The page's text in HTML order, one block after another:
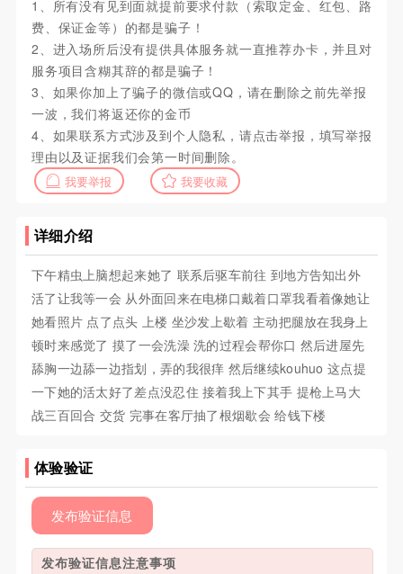
1、所有没有见到面就提前要求付款（索取定金、红包、路
费、保证金等）的都是骗子！
2、进入场所后没有提供具体服务就一直推荐办卡，并且对
服务项目含糊其辞的都是骗子！
3、如果你加上了骗子的微信或QQ，请在删除之前先举报
一波，我们将返还你的金币
4、如果联系方式涉及到个人隐私，请点击举报，填写举报
理由以及证据我们会第一时间删除。
我要举报 我要收藏
详细介绍
下午精虫上脑想起来她了 联系后驱车前往 到地方告知出外
活了让我等一会 从外面回来在电梯口戴着口罩我看着像她让
她看照片 点了点头 上楼 坐沙发上歇着 主动把腿放在我身上
顿时来感觉了 摸了一会洗澡 洗的过程会帮你口 然后进屋先
舔胸一边舔一边指划，弄的我很痒 然后继续kouhuo 这点提
一下她的活太好了差点没忍住 接着我上下其手 提枪上马大
战三百回合 交货 完事在客厅抽了根烟歇会 给钱下楼
体验验证
发布验证信息
发布验证信息注意事项